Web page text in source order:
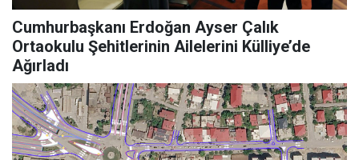
Cumhurbaşkanı Erdoğan Ayser Çalık
Ortaokulu Şehitlerinin Ailelerini Külliye’de
Ağırladı